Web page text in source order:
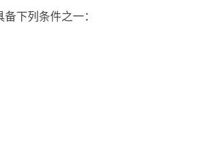
下列条件之一：